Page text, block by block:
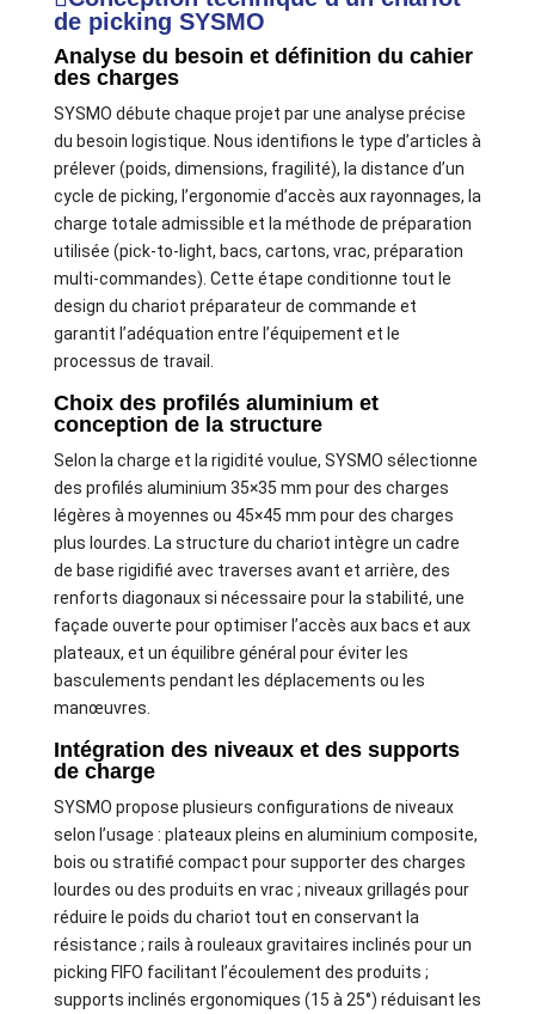
de picking SYSMO
Analyse du besoin et définition du cahier
des charges
SYSMO débute chaque projet par une analyse précise
du besoin logistique. Nous identifions le type d’articles à
prélever (poids, dimensions, fragilité), la distance d’un
cycle de picking, l’ergonomie d’accès aux rayonnages, la
charge totale admissible et la méthode de préparation
utilisée (pick-to-light, bacs, cartons, vrac, préparation
multi-commandes). Cette étape conditionne tout le
design du chariot préparateur de commande et
garantit l’adéquation entre l’équipement et le
processus de travail.
Choix des profilés aluminium et
conception de la structure
Selon la charge et la rigidité voulue, SYSMO sélectionne
des profilés aluminium 35×35 mm pour des charges
légères à moyennes ou 45×45 mm pour des charges
plus lourdes. La structure du chariot intègre un cadre
de base rigidifié avec traverses avant et arrière, des
renforts diagonaux si nécessaire pour la stabilité, une
façade ouverte pour optimiser l’accès aux bacs et aux
plateaux, et un équilibre général pour éviter les
basculements pendant les déplacements ou les
manœuvres.
Intégration des niveaux et des supports
de charge
SYSMO propose plusieurs configurations de niveaux
selon l’usage : plateaux pleins en aluminium composite,
bois ou stratifié compact pour supporter des charges
lourdes ou des produits en vrac ; niveaux grillagés pour
réduire le poids du chariot tout en conservant la
résistance ; rails à rouleaux gravitaires inclinés pour un
picking FIFO facilitant l’écoulement des produits ;
supports inclinés ergonomiques (15 à 25°) réduisant les